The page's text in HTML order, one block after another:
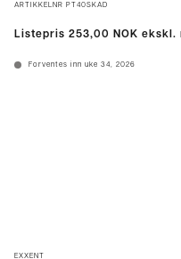
ARTIKKELNR PT40SKAD
Listepris 253,00 NOK ekskl.
Forventes inn uke 34, 2026
EXXENT